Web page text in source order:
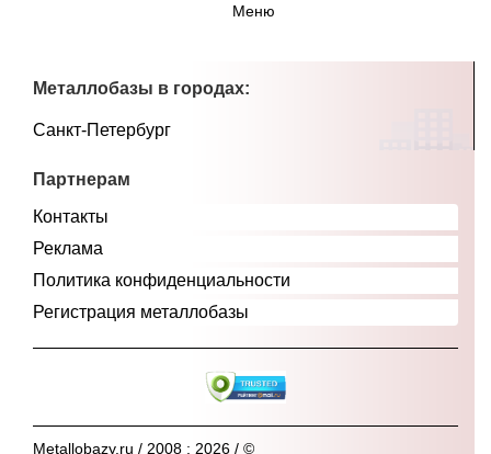
Меню
Металлобазы в городах:
Санкт-Петербург
Партнерам
Контакты
Реклама
Политика конфиденциальности
Регистрация металлобазы
Metallobazy.ru / 2008 : 2026 / ©